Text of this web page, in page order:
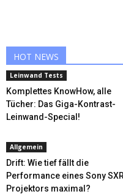
HOT NEWS
Leinwand Tests
Komplettes KnowHow, alle
Tücher: Das Giga-Kontrast-
Leinwand-Special!
Allgemein
Drift: Wie tief fällt die
Performance eines Sony
Projektors maximal?